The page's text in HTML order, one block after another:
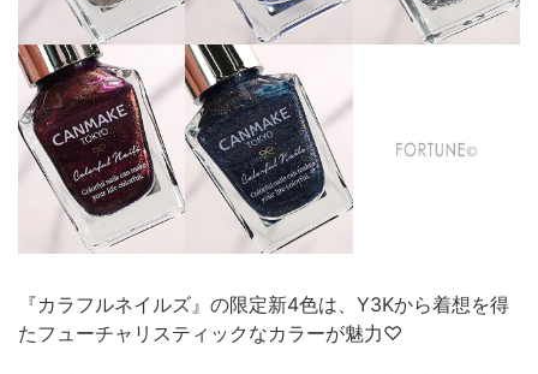
『カラフルネイルズ』の限定新4色は、Y3Kから着想を得
たフューチャリスティックなカラーが魅力♡